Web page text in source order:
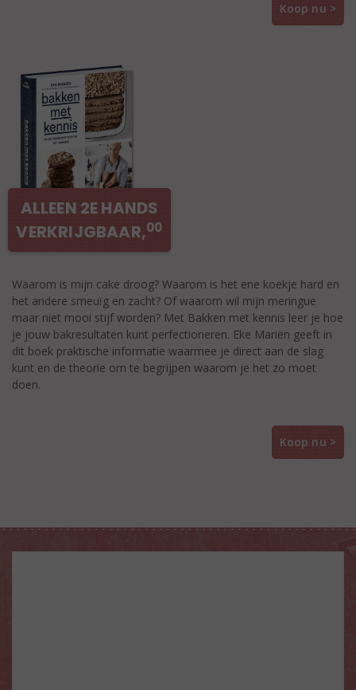
Koop nu >
ALLEEN 2E HANDS
VERKRIJGBAAR,00
Waarom is mijn cake droog? Waarom is het ene koekje hard en
het andere smeuïg en zacht? Of waarom wil mijn meringue
maar niet mooi stijf worden? Met Bakken met kennis leer je hoe
je jouw bakresultaten kunt perfectioneren. Eke Mariën geeft in
dit boek praktische informatie waarmee je direct aan de slag
kunt en de theorie om te begrijpen waarom je het zo moet
doen.
Koop nu >